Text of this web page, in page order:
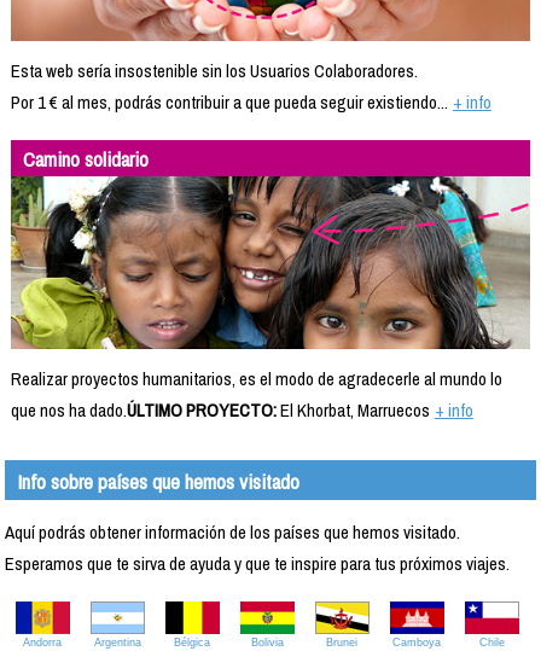
Esta web sería insostenible sin los Usuarios Colaboradores.
Por 1 € al mes, podrás contribuir a que pueda seguir existiendo... + info
Camino solidario
Realizar proyectos humanitarios, es el modo de agradecerle al mundo lo
que nos ha dado.ÚLTIMO PROYECTO:El Khorbat, Marruecos + info
Info sobre países que hemos visitado
Aquí podrás obtener información de los países que hemos visitado.
Esperamos que te sirva de ayuda y que te inspire para tus próximos viajes.
Andorra Argentina Bélgica Bolivia Brunei Camboya Chile